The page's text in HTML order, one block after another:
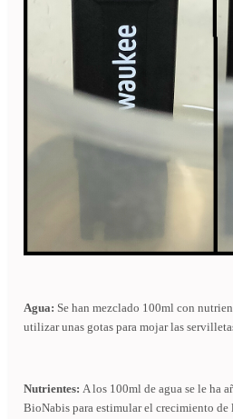
Agua: Se han mezclado 100ml con
utilizar unas gotas para mojar las
Nutrientes: A los 100ml de agua se le ha
BioNabis para estimular el crecimiento de